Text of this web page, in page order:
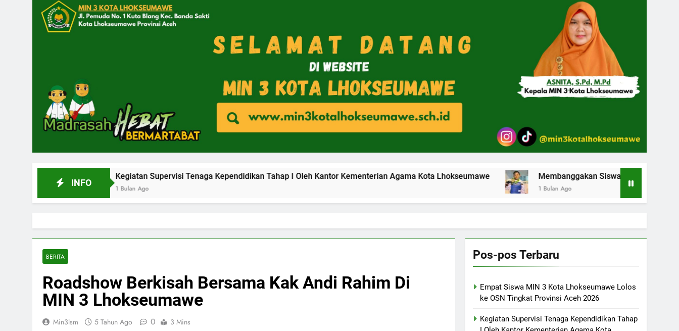
INFO
Kegiatan Supervisi Tenaga Kependidikan Tahap I Oleh Kantor Kementerian Agama Kota Lhokseumawe
1 Bulan Ago
Membanggakan Siswa MIN 3 Kota Lhokseumawe
1 Bulan Ago
BERITA
Roadshow Berkisah Bersama Kak Andi Rahim Di
MIN 3 Lhokseumawe
Min3lsm 5 Tahun Ago 0 3 Mins
Pos-pos Terbaru
Empat Siswa MIN 3 Kota Lhokseumawe Lolos
ke OSN Tingkat Provinsi Aceh 2026
Kegiatan Supervisi Tenaga Kependidikan Tahap